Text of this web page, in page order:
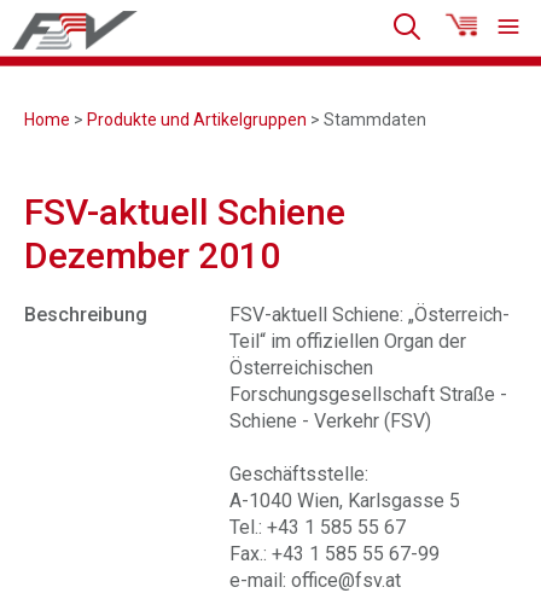
Home > Produkte und Artikelgruppen > Stammdaten
FSV-aktuell Schiene
Dezember 2010
Beschreibung
FSV-aktuell Schiene: „Österreich-
Teil“ im offiziellen Organ der
Österreichischen
Forschungsgesellschaft Straße -
Schiene - Verkehr (FSV)
Geschäftsstelle:
A-1040 Wien, Karlsgasse 5
Tel.: +43 1 585 55 67
Fax.: +43 1 585 55 67-99
e-mail: office@fsv.at